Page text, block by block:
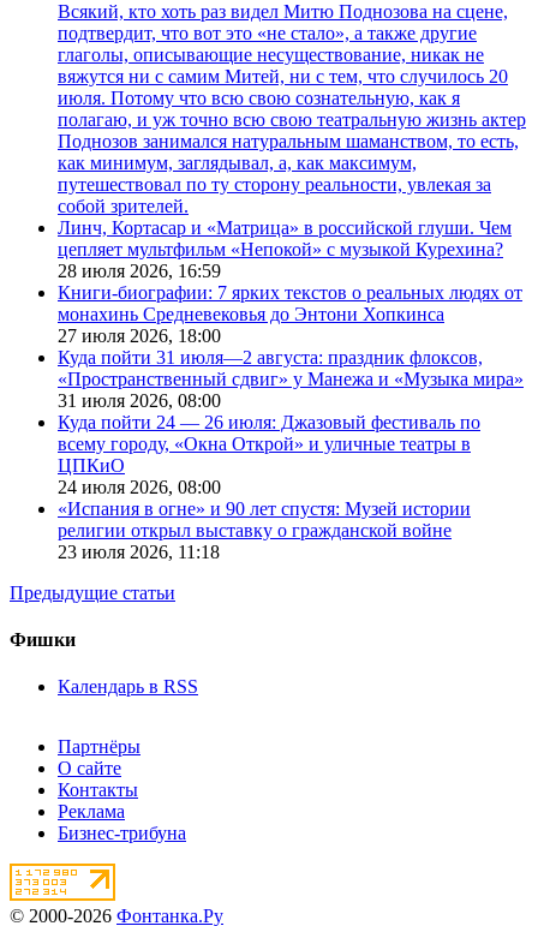
Всякий, кто хоть раз видел Митю Поднозова на сцене,
подтвердит, что вот это «не стало», а также другие
глаголы, описывающие несуществование, никак не
вяжутся ни с самим Митей, ни с тем, что случилось 20
июля. Потому что всю свою сознательную, как я
полагаю, и уж точно всю свою театральную жизнь актер
Поднозов занимался натуральным шаманством, то есть,
как минимум, заглядывал, а, как максимум,
путешествовал по ту сторону реальности, увлекая за
собой зрителей.
Линч, Кортасар и «Матрица» в российской глуши. Чем
цепляет мультфильм «Непокой» с музыкой Курехина?
28 июля 2026, 16:59
Книги-биографии: 7 ярких текстов о реальных людях от
монахинь Средневековья до Энтони Хопкинса
27 июля 2026, 18:00
Куда пойти 31 июля—2 августа: праздник флоксов,
«Пространственный сдвиг» у Манежа и «Музыка мира»
31 июля 2026, 08:00
Куда пойти 24 — 26 июля: Джазовый фестиваль по
всему городу, «Окна Открой» и уличные театры в
ЦПКиО
24 июля 2026, 08:00
«Испания в огне» и 90 лет спустя: Музей истории
религии открыл выставку о гражданской войне
23 июля 2026, 11:18
Предыдущие статьи
Фишки
Календарь в RSS
Партнёры
О сайте
Контакты
Реклама
Бизнес-трибуна
© 2000-2026 Фонтанка.Ру